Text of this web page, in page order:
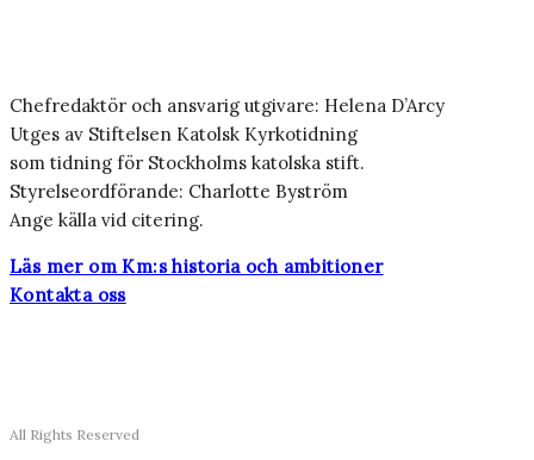
Chefredaktör och ansvarig utgivare: Helena D’Arcy
Utges av Stiftelsen Katolsk Kyrkotidning
som tidning för Stockholms katolska stift.
Styrelseordförande: Charlotte Byström
Ange källa vid citering.
Läs mer om Km:s historia och ambitioner
Kontakta oss
All Rights Reserved